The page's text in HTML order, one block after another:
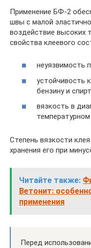
Применение БФ-2
швы с малой
воздействие высоких
свойства клеевого
неуязвимость
устойчивость
бензину и
вязкость в
Степень вязкости
хранения его при
Читайте также:
Ветонит:
применения
Перед